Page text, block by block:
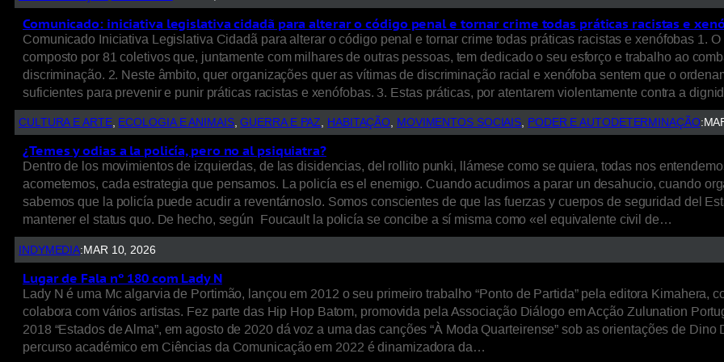
Comunicado: iniciativa legislativa cidadã para alterar o código penal e tornar crime todas práticas racistas e
Comunicado Iniciativa Legislativa Cidadã para alterar o código penal e tornar crime todas práticas racistas e xenófobas 1.
composto por 81 coletivos que, juntamente com milhares de outras pessoas, tem dedicado o seu esforço e trabalho ao
discriminação. 2. Neste âmbito, quer organizações quer as vítimas de discriminação racial e xenófoba sentem que o
suficientes para prevenir e punir práticas racistas e xenófobas. 3. Estas práticas, por atentarem violentamente contra a
CULTURA E ARTE, ECOLOGIA E ANIMAIS, GUERRA E PAZ, HABITAÇÃO, MOVIMENTOS SOCIAIS, PODER E AUTODETERMINAÇÃO:
¿Temes y odias a la policía, pero no al psiquiatra?
Dentro de los movimientos de izquierdas, de las disidencias, del rollito punki, llámese como se quiera, todas nos
acometemos, cada estrategia que pensamos. La policía es el enemigo. Cuando acudimos a parar un desahucio, cuando
sabemos que la policía puede acudir a reventárnoslo. Somos conscientes de que las fuerzas y cuerpos de seguridad del
mantener el status quo. De hecho, según Foucault la policía se concibe a sí misma como «el equivalente civil de…
INDYMEDIA:MAR 10, 2026
Lugar de Fala nº 180 com Lady N
Lady N é uma Mc algarvia de Portimão, lançou em 2012 o seu primeiro trabalho “Ponto de Partida” pela editora Kimahera,
colabora com vários artistas. Fez parte das Hip Hop Batom, promovida pela Associação Diálogo em Acção Zulunation
2018 “Estados de Alma”, em agosto de 2020 dá voz a uma das canções “À Moda Quarteirense” sob as orientações de
percurso académico em Ciências da Comunicação em 2022 é dinamizadora da…